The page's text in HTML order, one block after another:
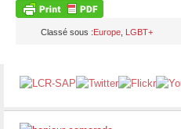
Classé sous : Europe LGBT+